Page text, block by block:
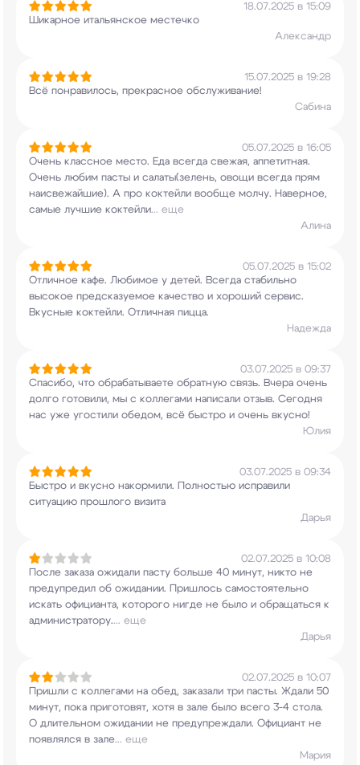
18.07.2025 в 15:09
Шикарное итальянское местечко
Александр
15.07.2025 в 19:28
Всё понравилось, прекрасное обслуживание!
Сабина
05.07.2025 в 16:05
Очень классное место. Еда всегда свежая, аппетитная.
Очень любим пасты и салаты(зелень, овощи всегда прям
наисвежайшие). А про коктейли вообще молчу. Наверное,
самые лучшие коктейли... еще
Алина
05.07.2025 в 15:02
Отличное кафе. Любимое у детей. Всегда стабильно
высокое предсказуемое качество и хороший сервис.
Вкусные коктейли. Отличная пицца.
Надежда
03.07.2025 в 09:37
Спасибо, что обрабатываете обратную связь. Вчера очень
долго готовили, мы с коллегами написали отзыв. Сегодня
нас уже угостили обедом, всё быстро и очень вкусно!
Юлия
03.07.2025 в 09:34
Быстро и вкусно накормили. Полностью исправили
ситуацию прошлого визита
Дарья
02.07.2025 в 10:08
После заказа ожидали пасту больше 40 минут, никто не
предупредил об ожидании. Пришлось самостоятельно
искать официанта, которого нигде не было и обращаться к
администратору.... еще
Дарья
02.07.2025 в 10:07
Пришли с коллегами на обед, заказали три пасты. Ждали 50
минут, пока приготовят, хотя в зале было всего 3-4 стола.
О длительном ожидании не предупреждали. Официант не
появлялся в зале... еще
Мария